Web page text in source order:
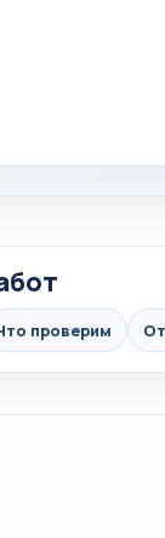
проверим